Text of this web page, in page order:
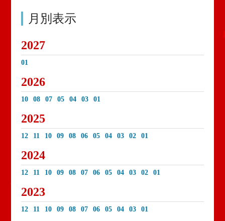
月別表示
2027
01
2026
10 08 07 05 04 03 01
2025
12 11 10 09 08 06 05 04 03 02 01
2024
12 11 10 09 08 07 06 05 04 03 02 01
2023
12 11 10 09 08 07 06 05 04 03 01